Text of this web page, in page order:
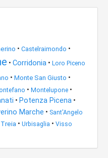
• Castelraimondo •
• Corridonia • Loro Piceno
• Monte San Giusto •
• Montelupone •
• Potenza Picena •
Marche • Sant'Angelo
Treia • Urbisaglia • Visso